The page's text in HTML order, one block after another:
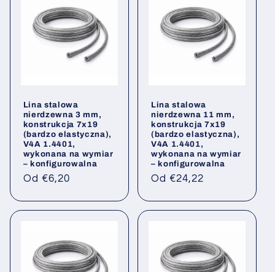
Lina stalowa
nierdzewna 3 mm,
konstrukcja 7x19
(bardzo elastyczna),
V4A 1.4401,
wykonana na wymiar
– konfigurowalna
Cena
Od €6,20
Lina stalowa
nierdzewna 11 mm,
konstrukcja 7x19
(bardzo elastyczna),
V4A 1.4401,
wykonana na wymiar
– konfigurowalna
Cena
Od €24,22